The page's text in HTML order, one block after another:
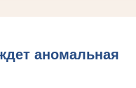
аномальная